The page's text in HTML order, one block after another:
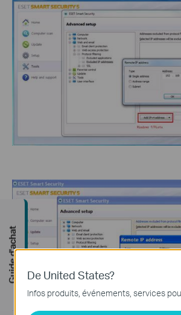
De United States?
Infos produits, événements, services
Guide d'achat